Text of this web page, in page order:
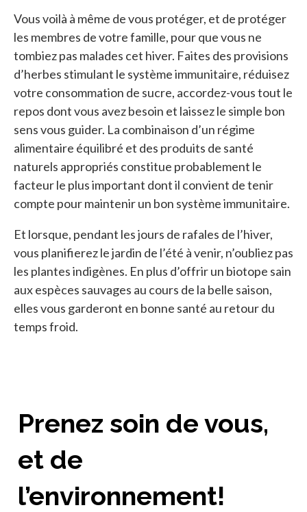
Vous voilà à même de vous protéger, et de protéger
les membres de votre famille, pour que vous ne
tombiez pas malades cet hiver. Faites des provisions
d’herbes stimulant le système immunitaire, réduisez
votre consommation de sucre, accordez-vous tout le
repos dont vous avez besoin et laissez le simple bon
sens vous guider. La combinaison d’un régime
alimentaire équilibré et des produits de santé
naturels appropriés constitue probablement le
facteur le plus important dont il convient de tenir
compte pour maintenir un bon système immunitaire.
Et lorsque, pendant les jours de rafales de l’hiver,
vous planifierez le jardin de l’été à venir, n’oubliez pas
les plantes indigènes. En plus d’offrir un biotope sain
aux espèces sauvages au cours de la belle saison,
elles vous garderont en bonne santé au retour du
temps froid.
Prenez soin de vous,
et de
l’environnement!